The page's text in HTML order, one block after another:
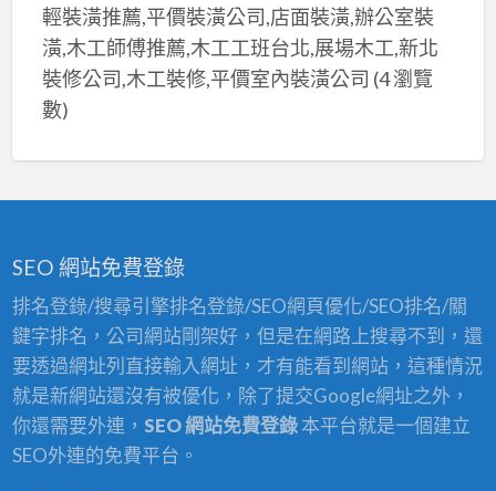
輕裝潢推薦,平價裝潢公司,店面裝潢,辦公室裝
潢,木工師傅推薦,木工工班台北,展場木工,新北
裝修公司,木工裝修,平價室內裝潢公司 (4 瀏覽
數)
SEO 網站免費登錄
排名登錄/搜尋引擎排名登錄/SEO網頁優化/SEO排名/關
鍵字排名，公司網站剛架好，但是在網路上搜尋不到，還
要透過網址列直接輸入網址，才有能看到網站，這種情況
就是新網站還沒有被優化，除了提交Google網址之外，
你還需要外連， SEO 網站免費登錄本平台就是一個建立
SEO外連的免費平台。